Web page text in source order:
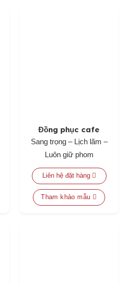
Đồng phục cafe
Sang trọng – Lịch lãm –
Luôn giữ phom
Liên hệ đặt hàng
Tham khảo mẫu